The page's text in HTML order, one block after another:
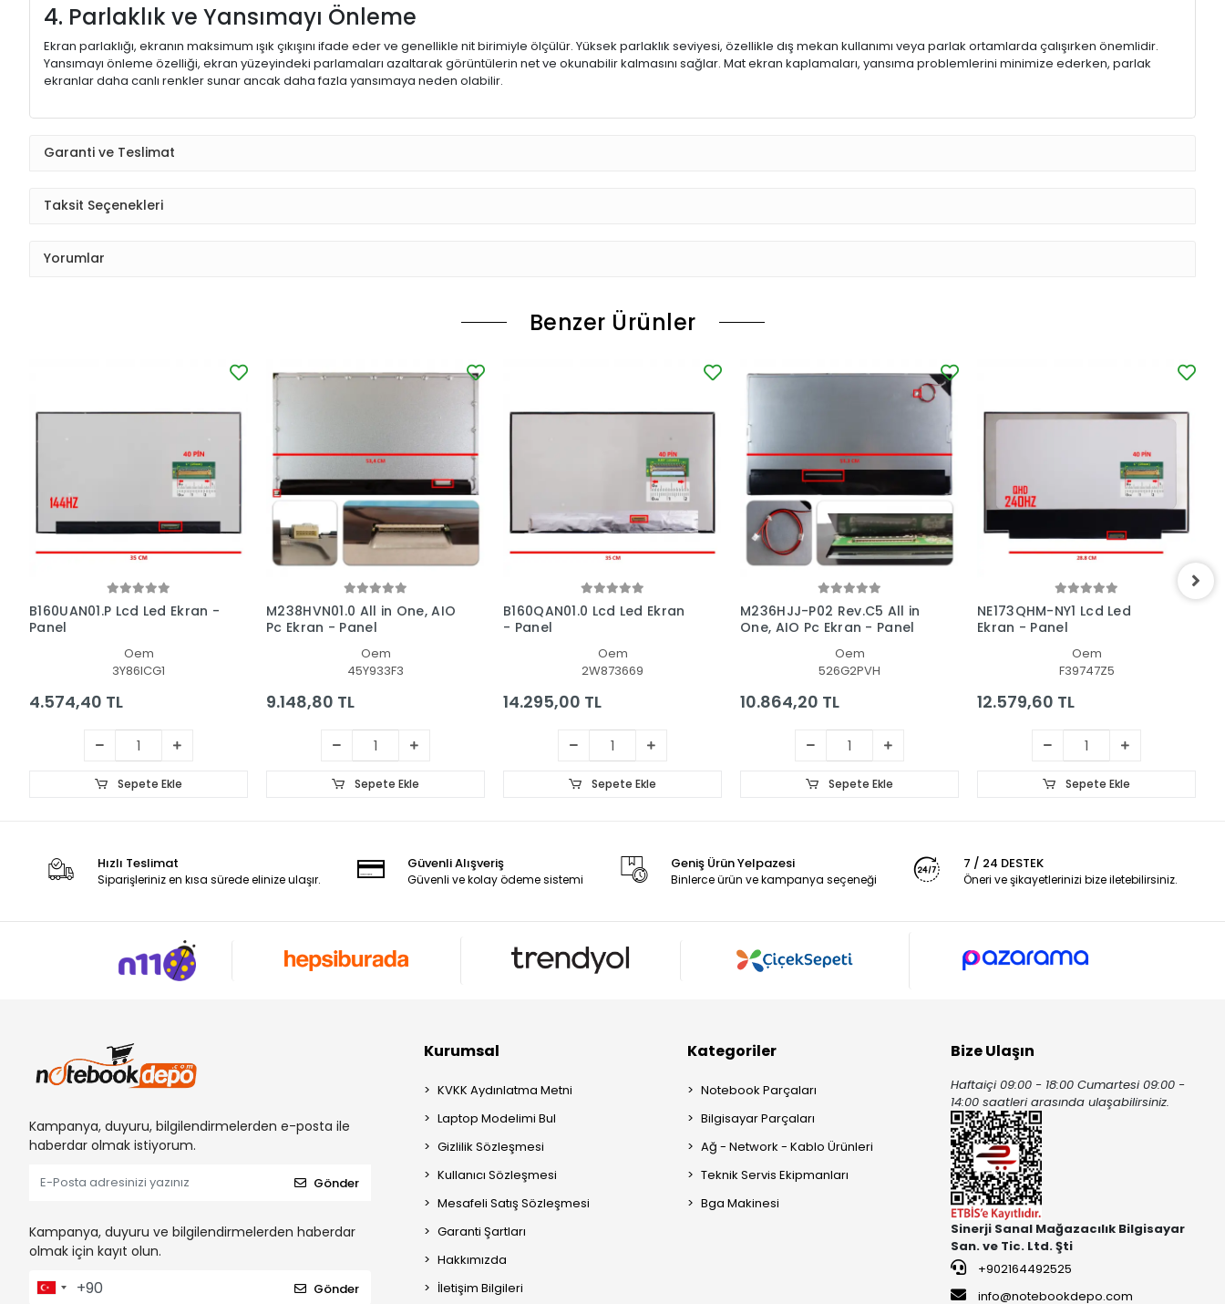
4. Parlaklık ve Yansımayı Önleme
Ekran parlaklığı, ekranın maksimum ışık çıkışını ifade eder ve genellikle nit birimiyle ölçülür. Yüksek parlaklık seviyesi, özellikle dış mekan kullanımı veya parlak ortamlarda çalışırken önemlidir.
Yansımayı önleme özelliği, ekran yüzeyindeki parlamaları azaltarak görüntülerin net ve okunabilir kalmasını sağlar. Mat ekran kaplamaları, yansıma problemlerini minimize ederken, parlak
ekranlar daha canlı renkler sunar ancak daha fazla yansımaya neden olabilir.
Garanti ve Teslimat
Taksit Seçenekleri
Yorumlar
Benzer Ürünler
B160UAN01.P Lcd Led Ekran -
Panel
Oem
3Y86ICG1
4.574,40 TL
Sepete Ekle
M238HVN01.0 All in One, AIO
Pc Ekran - Panel
Oem
45Y933F3
9.148,80 TL
Sepete Ekle
B160QAN01.0 Lcd Led Ekran
- Panel
Oem
2W873669
14.295,00 TL
Sepete Ekle
M236HJJ-P02 Rev.C5 All in
One, AIO Pc Ekran - Panel
Oem
526G2PVH
10.864,20 TL
Sepete Ekle
NE173QHM-NY1 Lcd Led
Ekran - Panel
Oem
F39747Z5
12.579,60 TL
Sepete Ekle
Hızlı Teslimat
Siparişleriniz en kısa sürede elinize ulaşır.
Güvenli Alışveriş
Güvenli ve kolay ödeme sistemi
Geniş Ürün Yelpazesi
Binlerce ürün ve kampanya seçeneği
7 / 24 DESTEK
Öneri ve şikayetlerinizi bize iletebilirsiniz.
Kampanya, duyuru, bilgilendirmelerden e-posta ile
haberdar olmak istiyorum.
Gönder
Kampanya, duyuru ve bilgilendirmelerden haberdar
olmak için kayıt olun.
Gönder
Kurumsal
KVKK Aydınlatma Metni
Laptop Modelimi Bul
Gizlilik Sözleşmesi
Kullanıcı Sözleşmesi
Mesafeli Satış Sözleşmesi
Garanti Şartları
Hakkımızda
İletişim Bilgileri
Kategoriler
Notebook Parçaları
Bilgisayar Parçaları
Ağ - Network - Kablo Ürünleri
Teknik Servis Ekipmanları
Bga Makinesi
Bize Ulaşın
Haftaiçi 09:00 - 18:00 Cumartesi 09:00 -
14:00 saatleri arasında ulaşabilirsiniz.
Sinerji Sanal Mağazacılık Bilgisayar
San. ve Tic. Ltd. Şti
+902164492525
info@notebookdepo.com